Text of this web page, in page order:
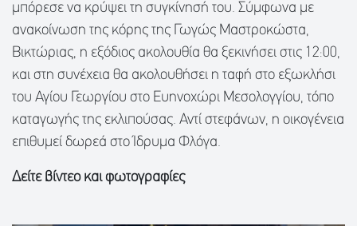
μπόρεσε να κρύψει τη συγκίνησή του. Σύμφωνα με
ανακοίνωση της κόρης της Γωγώς Μαστροκώστα,
Βικτώριας, η εξόδιος ακολουθία θα ξεκινήσει στις 12:00,
και στη συνέχεια θα ακολουθήσει η ταφή στο εξωκλήσι
του Αγίου Γεωργίου στο Ευηνοχώρι Μεσολογγίου, τόπο
καταγωγής της εκλιπούσας. Αντί στεφάνων, η οικογένεια
επιθυμεί δωρεά στο Ίδρυμα Φλόγα.
Δείτε βίντεο και φωτογραφίες